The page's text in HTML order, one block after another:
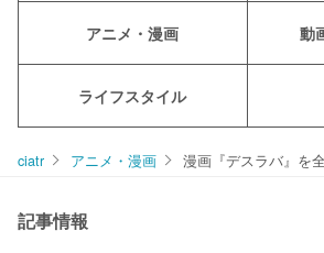
アニメ・漫画 動
ライフスタイル
ciatr アニメ・漫画 漫画『デスラバ』を
記事情報